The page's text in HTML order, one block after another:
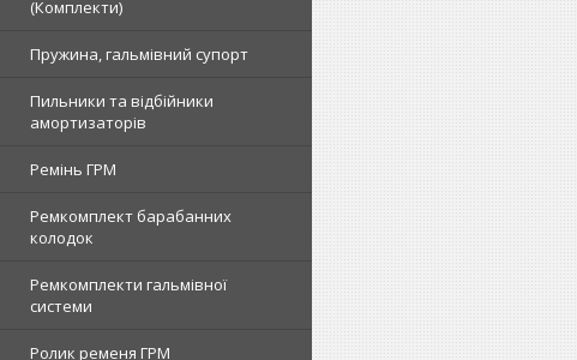
(Комплекти)
Пружина, гальмівний супорт
Пильники та відбійники
амортизаторів
Ремінь ГРМ
Ремкомплект барабанних
колодок
Ремкомплекти гальмівної
системи
Ролик ременя ГРМ